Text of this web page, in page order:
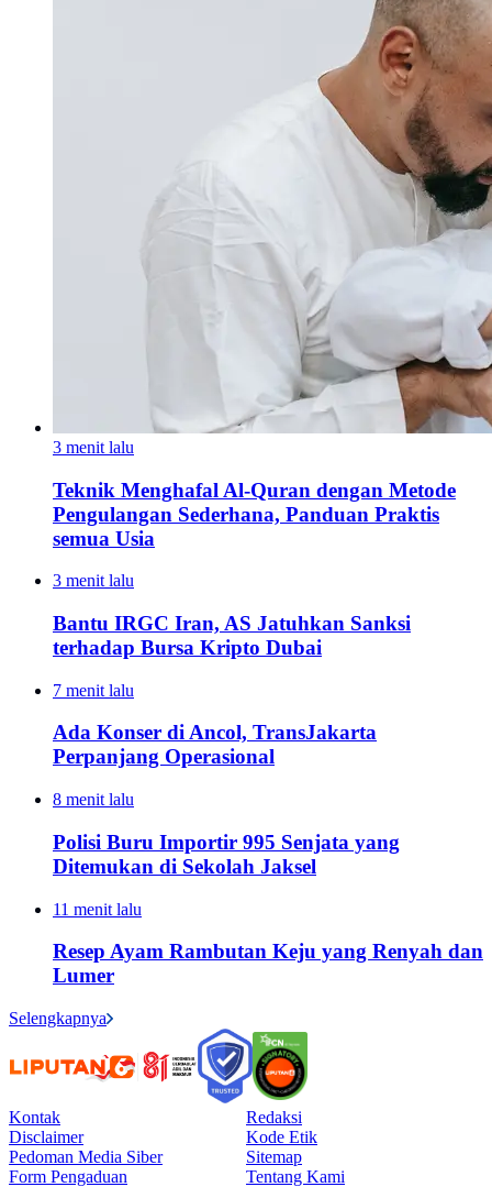
3 menit lalu
Teknik Menghafal Al-Quran dengan Metode
Pengulangan Sederhana, Panduan Praktis
semua Usia
3 menit lalu
Bantu IRGC Iran, AS Jatuhkan Sanksi
terhadap Bursa Kripto Dubai
7 menit lalu
Ada Konser di Ancol, TransJakarta
Perpanjang Operasional
8 menit lalu
Polisi Buru Importir 995 Senjata yang
Ditemukan di Sekolah Jaksel
11 menit lalu
Resep Ayam Rambutan Keju yang Renyah dan
Lumer
Selengkapnya
Kontak
Redaksi
Disclaimer
Kode Etik
Pedoman Media Siber
Sitemap
Form Pengaduan
Tentang Kami